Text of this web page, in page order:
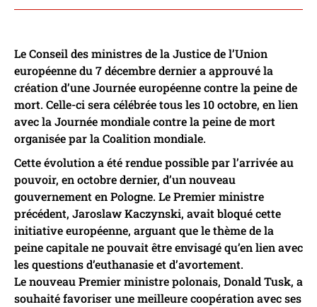
Le Conseil des ministres de la Justice de l’Union
européenne du 7 décembre dernier a approuvé la
création d’une Journée européenne contre la peine de
mort. Celle-ci sera célébrée tous les 10 octobre, en lien
avec la Journée mondiale contre la peine de mort
organisée par la Coalition mondiale.
Cette évolution a été rendue possible par l’arrivée au
pouvoir, en octobre dernier, d’un nouveau
gouvernement en Pologne. Le Premier ministre
précédent, Jaroslaw Kaczynski, avait bloqué cette
initiative européenne, arguant que le thème de la
peine capitale ne pouvait être envisagé qu’en lien avec
les questions d’euthanasie et d’avortement.
Le nouveau Premier ministre polonais, Donald Tusk, a
souhaité favoriser une meilleure coopération avec ses